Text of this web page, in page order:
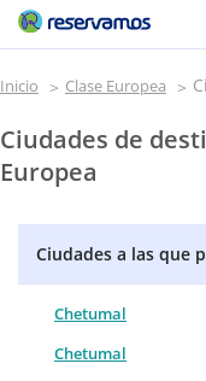
Inicio Clase Europea
Ciudades de
Europea
Ciudades a las que
Chetumal
Chetumal